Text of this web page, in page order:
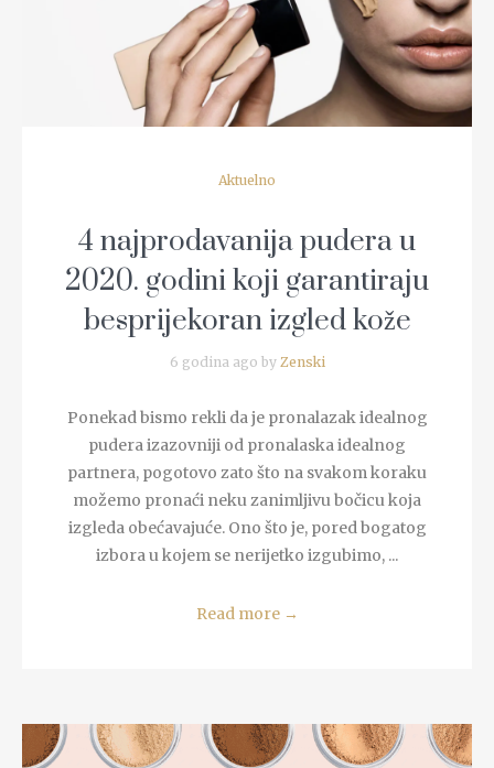
Aktuelno
4 najprodavanija pudera u
2020. godini koji garantiraju
besprijekoran izgled kože
6 godina ago by Zenski
Ponekad bismo rekli da je pronalazak idealnog
pudera izazovniji od pronalaska idealnog
partnera, pogotovo zato što na svakom koraku
možemo pronaći neku zanimljivu bočicu koja
izgleda obećavajuće. Ono što je, pored bogatog
izbora u kojem se nerijetko izgubimo, ...
Read more →